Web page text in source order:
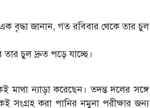
বৃদ্ধা জানান, গত রবিবার থেকে তার চুল
চুল দ্রুত পড়ে যাচ্ছে।
ন্যাড়া করেছেন। তদন্ত দলের সঙ্গে
সংগ্রহ করা পানির নমুনা পরীক্ষার জন্য